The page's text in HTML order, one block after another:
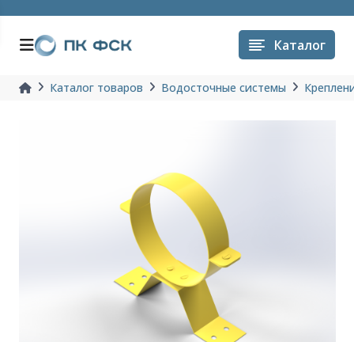
Каталог
Каталог товаров Водосточные системы